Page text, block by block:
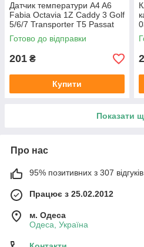
Датчик температури A4 A6
Fabia Octavia 1Z Caddy 3 Golf
5/6/7 Transporter T5 Passat
B6 (колір сірий)
Готово до відправки
201 ₴
Купити
Показати
Про нас
95% позитивних з 307 відгуків
Працює з 25.02.2012
м. Одеса
Одеса, Україна